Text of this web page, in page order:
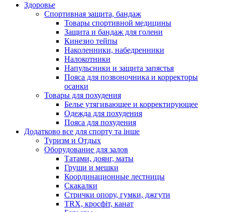
Здоровье
Спортивная защита, бандаж
Товары спортивной медицины
Защита и бандаж для голени
Кинезио тейпы
Наколенники, набедренники
Налокотники
Напульсники и защита запястья
Пояса для позвоночника и корректоры
осанки
Товары для похудения
Белье утягивающее и корректирующее
Одежда для похудения
Пояса для похудения
Додатково все для спорту та інше
Туризм и Отдых
Оборудование для залов
Татами, доянг, маты
Груши и мешки
Координационные лестницы
Скакалки
Стрички опору, гумки, джгути
TRX, кросфіт, канат